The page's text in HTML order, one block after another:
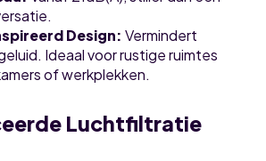
Design: Vermindert
Ideaal voor rustige ruimtes
of werkplekken.
Luchtfiltratie